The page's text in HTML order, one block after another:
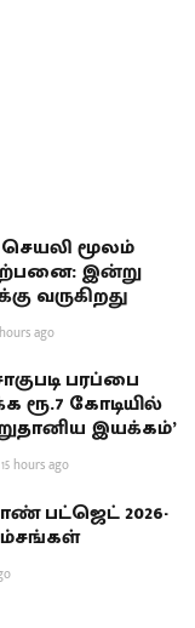
மூலம்
இன்று
வருகிறது
ago
பரப்பை
ரூ.7 கோடியில்
இயக்கம்’
15 hours ago
பட்ஜெட் 2026-